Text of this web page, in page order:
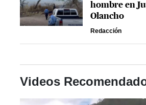
hombre en
Olancho
Redacción
Videos